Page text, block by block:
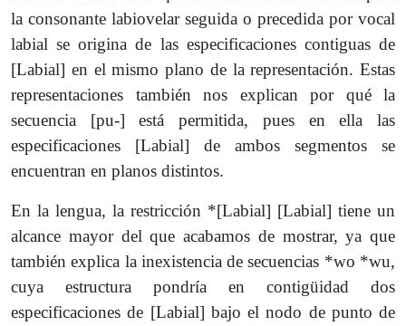
la consonante labiovelar seguida o precedida por vocal
labial se origina de las especificaciones contiguas de
[Labial] en el mismo plano de la representación. Estas
representaciones también nos explican por qué la
secuencia [pu-] está permitida, pues en ella las
especificaciones [Labial] de ambos segmentos se
encuentran en planos distintos.
En la lengua, la restricción *[Labial] [Labial] tiene un
alcance mayor del que acabamos de mostrar, ya que
también explica la inexistencia de secuencias *wo *wu,
cuya estructura pondría en contigüidad dos
especificaciones de [Labial] bajo el nodo de punto de